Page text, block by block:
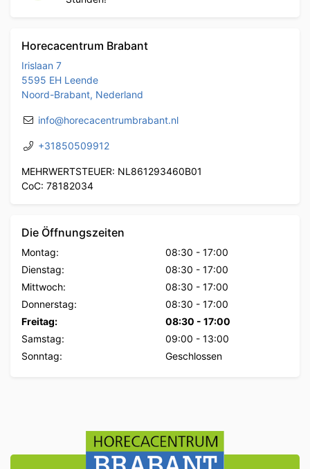
Horecacentrum Brabant
Irislaan 7
5595 EH Leende
Noord-Brabant, Nederland
info@horecacentrumbrabant.nl
+31850509912
MEHRWERTSTEUER: NL861293460B01
CoC: 78182034
Die Öffnungszeiten
Montag: 08:30 - 17:00
Dienstag:
08:30 - 17:00
Mittwoch:
08:30 - 17:00
Donnerstag:
08:30 - 17:00
Freitag:
08:30 - 17:00
Samstag:
09:00 - 13:00
Sonntag:
Geschlossen